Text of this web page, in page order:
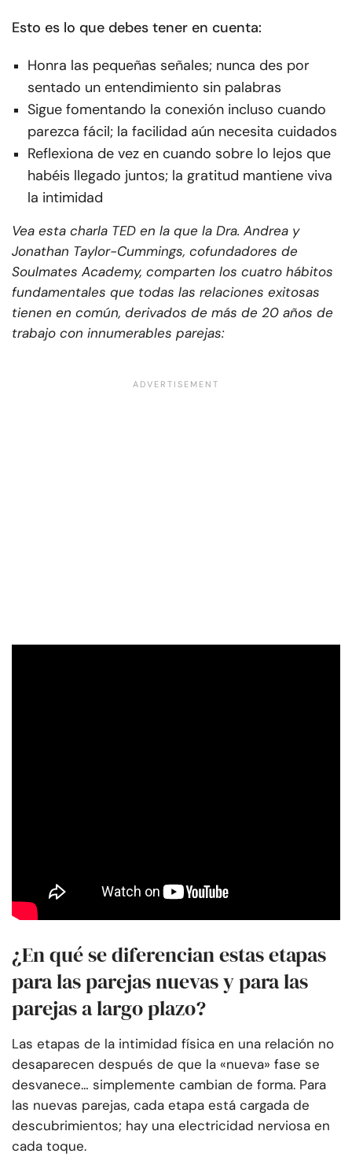
Esto es lo que debes tener en cuenta:
Honra las pequeñas señales; nunca des por
sentado un entendimiento sin palabras
Sigue fomentando la conexión incluso cuando
parezca fácil; la facilidad aún necesita cuidados
Reflexiona de vez en cuando sobre lo lejos que
habéis llegado juntos; la gratitud mantiene viva
la intimidad
Vea esta charla TED en la que la Dra. Andrea y
Jonathan Taylor-Cummings, cofundadores de
Soulmates Academy, comparten los cuatro hábitos
fundamentales que todas las relaciones exitosas
tienen en común, derivados de más de 20 años de
trabajo con innumerables parejas:
¿En qué se diferencian estas etapas
para las parejas nuevas y para las
parejas a largo plazo?
Las etapas de la intimidad física en una relación no
desaparecen después de que la «nueva» fase se
desvanece… simplemente cambian de forma. Para
las nuevas parejas, cada etapa está cargada de
descubrimientos; hay una electricidad nerviosa en
cada toque.